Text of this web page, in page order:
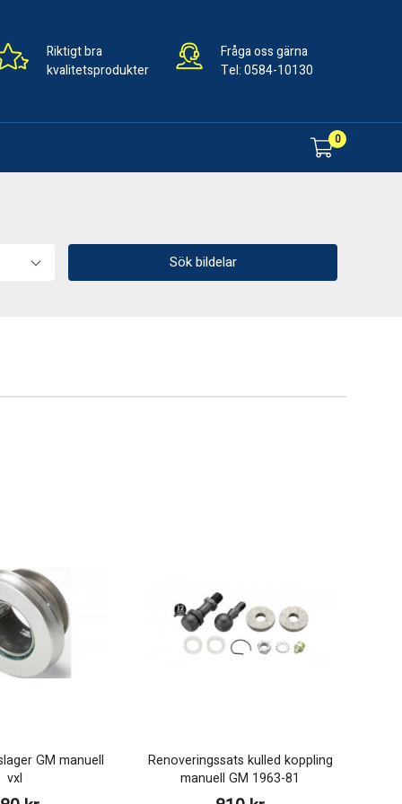
Riktigt bra
kvalitetsprodukter
Fråga oss gärna
Tel:0584-10130
0
Sök bildelar
GM manuell
vxl
Renoveringssats kulled koppling
manuell GM 1963-81